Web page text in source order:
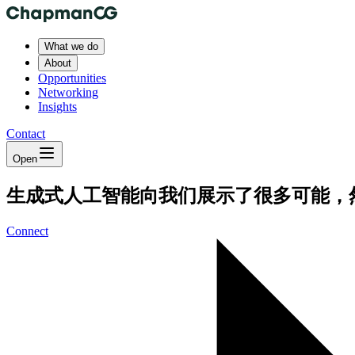
What we do
About
Opportunities
Networking
Insights
Contact
Open
生成式人工智能向我们展示了很多可能，
Connect